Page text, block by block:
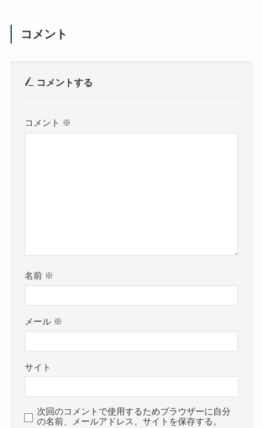
コメント
コメントする
コメント ※
名前 ※
メール ※
サイト
次回のコメントで使用するためブラウザーに自分
の名前、メールアドレス、サイトを保存する。